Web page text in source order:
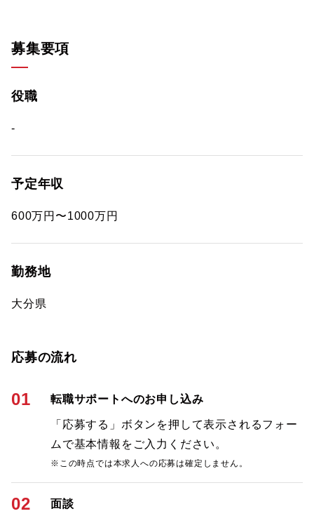
募集要項
役職
-
予定年収
600万円〜1000万円
勤務地
大分県
応募の流れ
01 転職サポートへのお申し込み
「応募する」ボタンを押して表示されるフォー
ムで基本情報をご入力ください。
※この時点では本求人への応募は確定しません。
02 面談